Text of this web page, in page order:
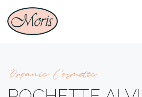
Organic Cosmetic